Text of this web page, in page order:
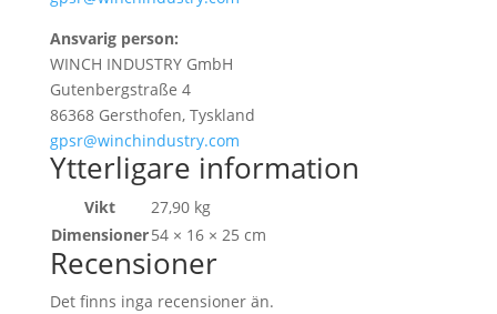
Ansvarig person:
WINCH INDUSTRY GmbH
Gutenbergstraße 4
86368 Gersthofen, Tyskland
gpsr@winchindustry.com
Ytterligare information
Vikt
27,90 kg
Dimensioner54 × 16 × 25 cm
Recensioner
Det finns inga recensioner än.